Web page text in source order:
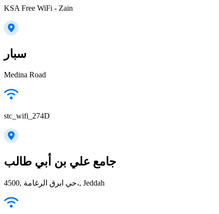
KSA Free WiFi - Zain
سبار
Medina Road
stc_wifi_274D
جامع علي بن أبي طالب
4500, حي ابرق الرغامة،, Jeddah